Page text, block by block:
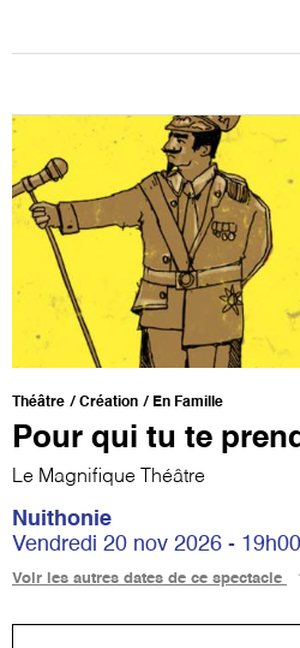
Théâtre Création En Famille
Pour qui tu te
Le Magnifique Théâtre
Nuithonie
Vendredi 20 nov 2026 - 19h00
Voir les autres dates de ce spectacle